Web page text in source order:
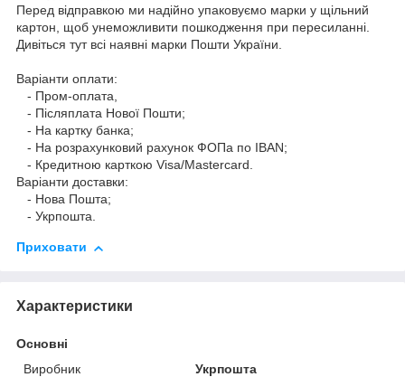
Перед відправкою ми надійно упаковуємо марки у щільний
картон, щоб унеможливити пошкодження при пересиланні.
Дивіться тут всі наявні марки Пошти України.
Варіанти оплати:
- Пром-оплата,
- Післяплата Нової Пошти;
- На картку банка;
- На розрахунковий рахунок ФОПа по IBAN;
- Кредитною карткою Visa/Mastercard.
Варіанти доставки:
- Нова Пошта;
- Укрпошта.
Приховати
Характеристики
Основні
Виробник
Укрпошта